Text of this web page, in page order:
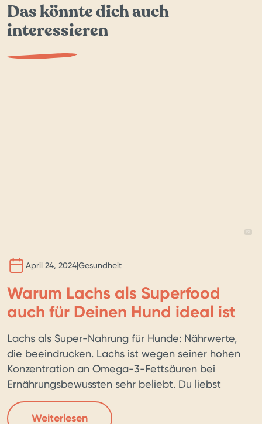
Das könnte dich auch
interessieren
KI BILD
April 24, 2024|Gesundheit
Warum Lachs als Superfood
auch für Deinen Hund ideal ist
Lachs als Super-Nahrung für Hunde: Nährwerte,
die beeindrucken. Lachs ist wegen seiner hohen
Konzentration an Omega-3-Fettsäuren bei
Ernährungsbewussten sehr beliebt. Du liebst
deinen vierbeinigen Freund und willst nur das
Beste für ihn – auch beim Futter? Dann hast du
Weiterlesen